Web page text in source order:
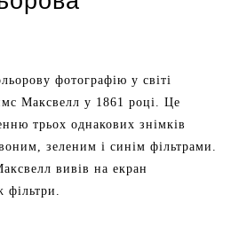
фотографію у світі
Максвелл у 1861 році. Це
трьох однакових знімків
зеленим і синім фільтрами.
вивів на екран
фільтри.